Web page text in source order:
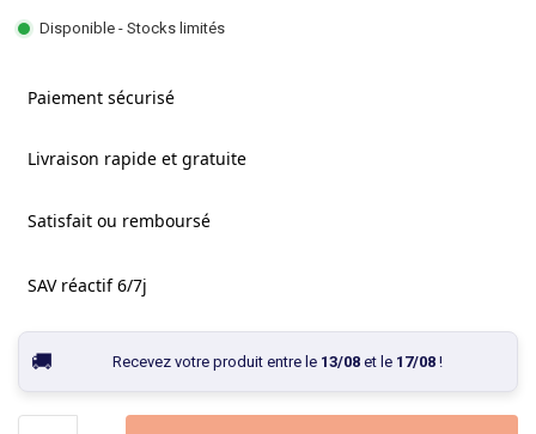
Disponible - Stocks limités
Paiement sécurisé
Livraison rapide et gratuite
Satisfait ou remboursé
SAV réactif 6/7j
Recevez votre produit entre le 13/08et le 17/08!